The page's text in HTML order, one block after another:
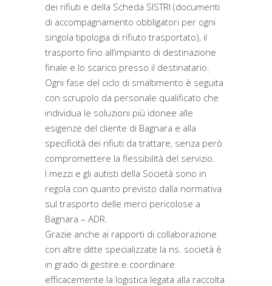
dei rifiuti e della Scheda SISTRI (documenti
di accompagnamento obbligatori per ogni
singola tipologia di rifiuto trasportato), il
trasporto fino all’impianto di destinazione
finale e lo scarico presso il destinatario.
Ogni fase del ciclo di smaltimento è seguita
con scrupolo da personale qualificato che
individua le soluzioni più idonee alle
esigenze del cliente di Bagnara e alla
specificità dei rifiuti da trattare, senza però
compromettere la flessibilità del servizio.
I mezzi e gli autisti della Società sono in
regola con quanto previsto dalla normativa
sul trasporto delle merci pericolose a
Bagnara – ADR.
Grazie anche ai rapporti di collaborazione
con altre ditte specializzate la ns. società è
in grado di gestire e coordinare
efficacemente la logistica legata alla raccolta